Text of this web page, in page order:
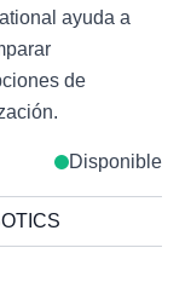
ayuda a
de
Disponible